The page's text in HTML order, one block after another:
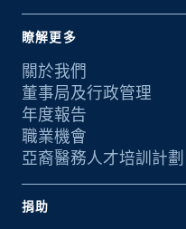
瞭解更多
關於我們
董事局及行政管理
年度報告
職業機會
亞裔醫務人才培訓計劃
捐助